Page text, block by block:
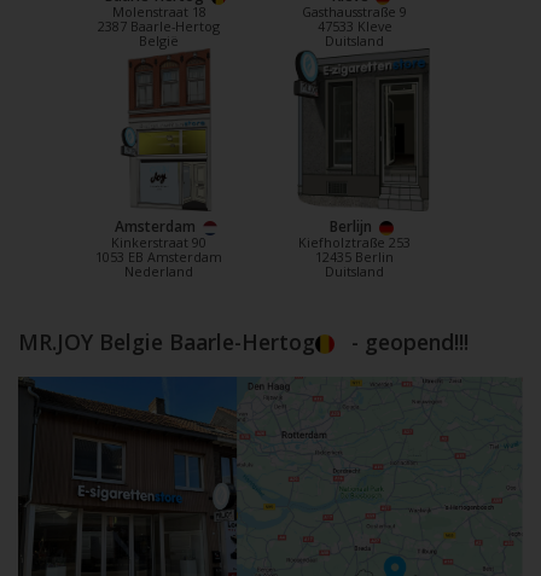
Molenstraat 18
2387 Baarle-Hertog
België
Gasthausstraße 9
47533 Kleve
Duitsland
Amsterdam
Kinkerstraat 90
1053 EB Amsterdam
Nederland
Berlijn
Kiefholztraße 253
12435 Berlin
Duitsland
MR.JOY Belgie Baarle-Hertog - geopend!!!